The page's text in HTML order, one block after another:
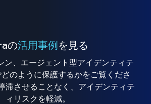
の活用事例を見る
ン、エージェント型アイデンティテ
のように保護するかをご覧くださ
滞させることなく、アイデンティテ
ィリスクを軽減。